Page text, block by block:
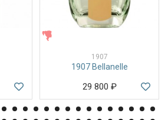
1907
1907 Bellanelle
29 800 ₽